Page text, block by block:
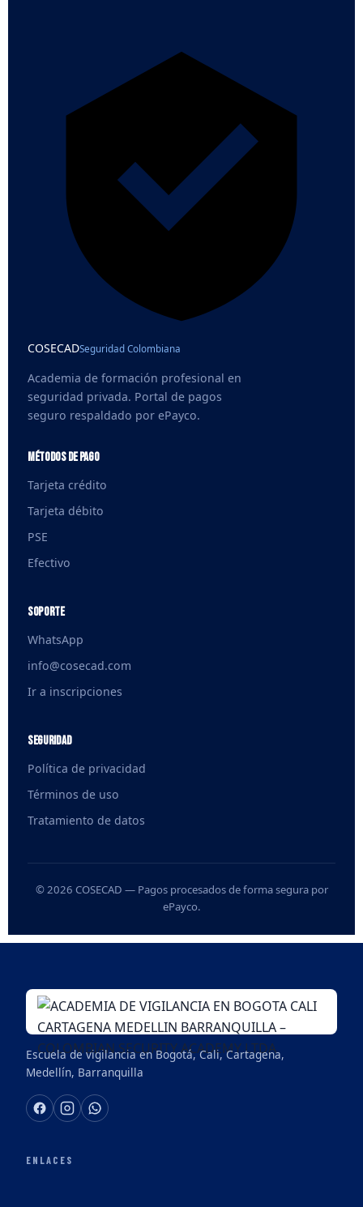
COSECADSeguridad Colombiana
Academia de formación profesional en
seguridad privada. Portal de pagos
seguro respaldado por ePayco.
Métodos de pago
Tarjeta crédito
Tarjeta débito
PSE
Efectivo
Soporte
WhatsApp
info@cosecad.com
Ir a inscripciones
Seguridad
Política de privacidad
Términos de uso
Tratamiento de datos
© 2026 COSECAD — Pagos procesados de forma segura por
ePayco.
Escuela de vigilancia en Bogotá, Cali, Cartagena,
Medellín, Barranquilla
ENLACES